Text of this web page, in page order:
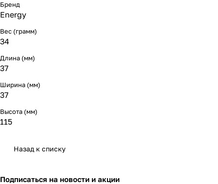
Бренд
Energy
Вес (грамм)
34
Длина (мм)
37
Ширина (мм)
37
Высота (мм)
115
Назад к списку
Подписаться на новости и акции